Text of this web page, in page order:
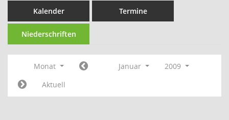
Kalender Termine
Niederschriften
Monat Januar
2009
Aktuell